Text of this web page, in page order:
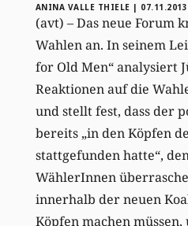
ANINA VALLE THIELE | 07.11.2013
(avt) – Das neue Forum
Wahlen an. In seinem
for Old Men“ analysiert
Reaktionen auf die
und stellt fest, dass der
bereits „in den Köpfen
stattgefunden hatte“,
WählerInnen
innerhalb der neuen
Köpfen machen